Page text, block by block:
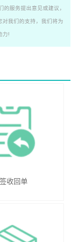
服务提出意见或建议，
我们的支持，我们将为
力!
签收回单